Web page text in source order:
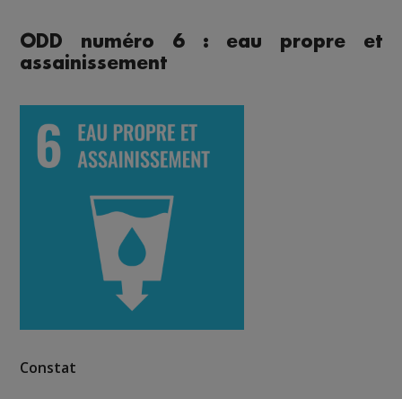
ODD numéro 6 : eau propre et
assainissement
Constat